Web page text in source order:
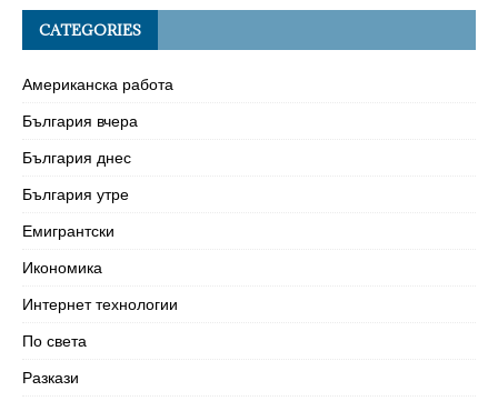
CATEGORIES
Американска работа
България вчера
България днес
България утре
Емигрантски
Икономика
Интернет технологии
По света
Разкази